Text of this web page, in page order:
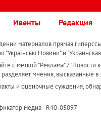
Ивенты Редакция
материалов прямая
"Українськi Новини" и
с меткой "Реклама" /
разделяет мнения, высказанные
и оценочные суждения,
медиа - R40-05097